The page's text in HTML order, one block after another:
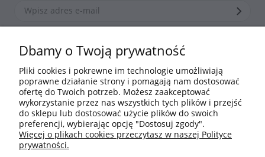
*Zapisując się zgadzasz się z nasząpolityką prywatności
Informacje
Moje konto
Płatności i dostawa
Dbamy o Twoją prywatność
Pliki cookies i pokrewne im technologie umożliwiają
poprawne działanie strony i pomagają nam dostosować
ofertę do Twoich potrzeb. Możesz zaakceptować
wykorzystanie przez nas wszystkich tych plików i przejść
do sklepu lub dostosować użycie plików do swoich
preferencji, wybierając opcję "Dostosuj zgody".
Więcej o plikach cookies przeczytasz w naszej Polityce
prywatności.